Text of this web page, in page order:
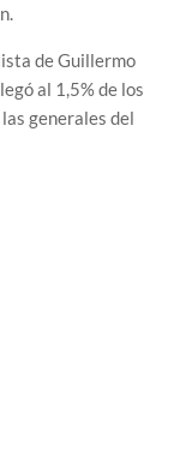
de Guillermo
al 1,5% de los
generales del